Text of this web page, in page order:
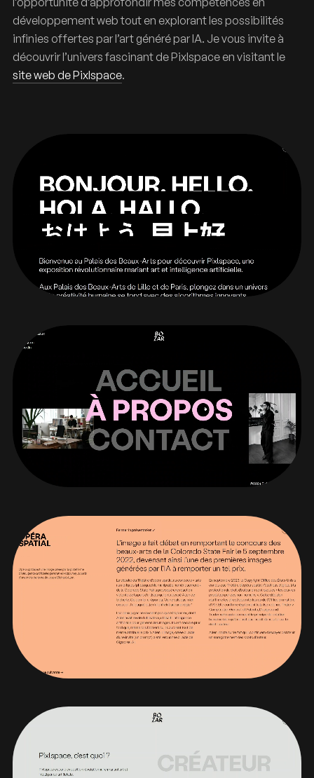
développement web tout en explorant les possibilités
infinies offertes par l’art généré par IA. Je vous invite à
découvrir l’univers fascinant de Pixlspace en visitant le
site web de Pixlspace.